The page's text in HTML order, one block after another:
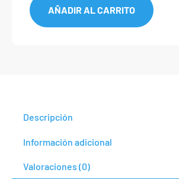
10mm
cantidad
AÑADIR AL CARRITO
Descripción
Información adicional
Valoraciones (0)